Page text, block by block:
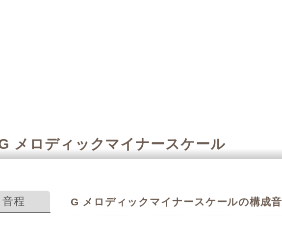
メロディックマイナースケール
音程 G メロディックマイナースケールの構成音